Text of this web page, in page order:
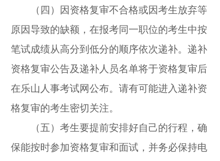
（四）因资格复审不合格或因考生放弃等
原因导致的缺额，在报考同一职位的考生中按
笔试成绩从高分到低分的顺序依次递补。递补
资格复审公告及递补人员名单将于资格复审后
在乐山人事考试网公布。请有可能进入递补资
格复审的考生密切关注。
（五）考生要提前安排好自己的行程，确
保能按时参加资格复审和面试，并务必保持电